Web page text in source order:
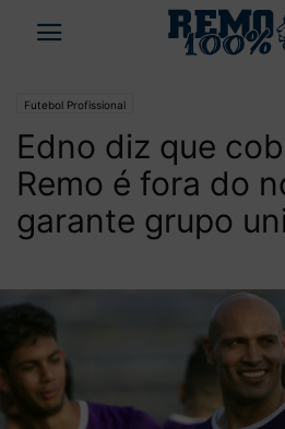
Futebol Profissional
Edno diz que
Remo é fora do
garante grupo